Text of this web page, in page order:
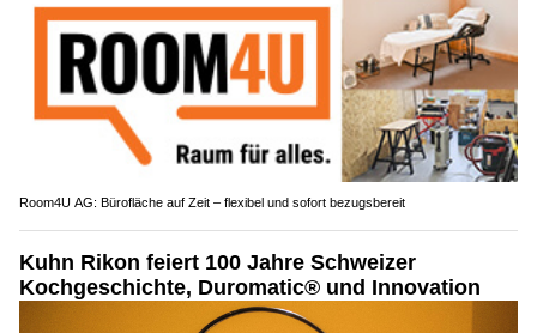
Room4U AG: Bürofläche auf Zeit – flexibel und sofort bezugsbereit
Kuhn Rikon feiert 100 Jahre Schweizer
Kochgeschichte, Duromatic® und Innovation